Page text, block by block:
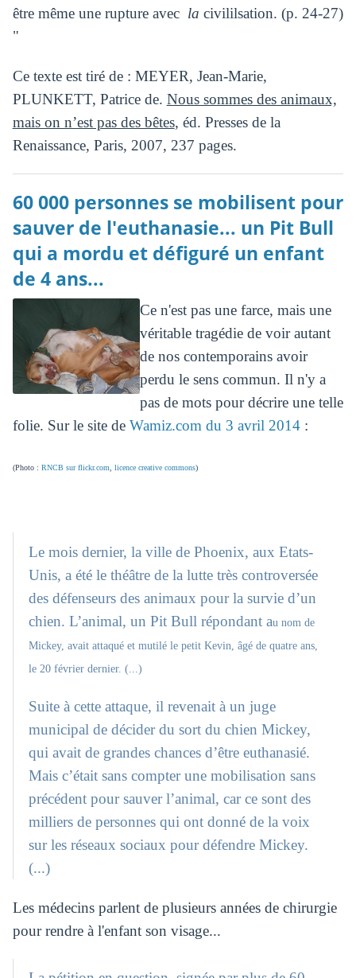
être même une rupture avecla civililsation. (p. 24-27)
"
Ce texte est tiré de : MEYER, Jean-Marie,
PLUNKETT, Patrice de. Nous sommes des animaux,
mais on n’est pas des bêtes, éd. Presses de la
Renaissance, Paris, 2007, 237 pages.
60 000 personnes se mobilisent pour
sauver de l'euthanasie... un Pit Bull
qui a mordu et défiguré un enfant
de 4 ans...
Ce n'est pas une farce, mais une
véritable tragédie de voir autant
de nos contemporains avoir
perdu le sens commun. Il n'y a
pas de mots pour décrire une telle
folie. Sur le site de Wamiz.com du 3 avril 2014:
(Photo : RNCB sur flickr.com licence creative commons)
Le mois dernier, la ville de Phoenix, aux Etats-
Unis, a été le théâtre de la lutte très controversée
des défenseurs des animaux pour la survie d’un
chien. L’animal, un Pit Bull répondant au nom de
Mickey, avait attaqué et mutilé le petit Kevin, âgé de quatre ans,
le 20 février dernier. (...)
Suite à cette attaque, il revenait à un juge
municipal de décider du sort du chien Mickey,
qui avait de grandes chances d’être euthanasié.
Mais c’était sans compter une mobilisation sans
précédent pour sauver l’animal, car ce sont des
milliers de personnes qui ont donné de la voix
sur les réseaux sociaux pour défendre Mickey.
(...)
Les médecins parlent de plusieurs années de chirurgie
pour rendre à l'enfant son visage...